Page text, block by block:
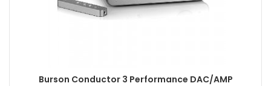
Burson Conductor 3 Performance DAC/AMP